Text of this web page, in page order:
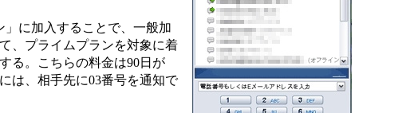
に加入することで、一般加
、プライムプランを対象に着
る。こちらの料金は90日が
は、相手先に03番号を通知で